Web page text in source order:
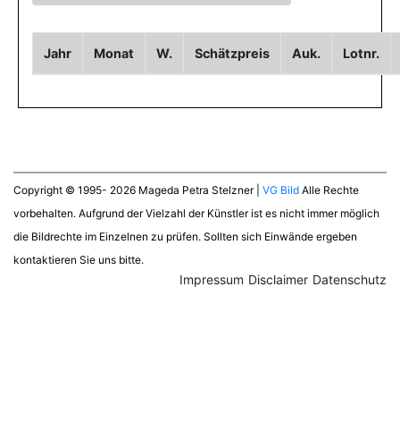
Jahr Monat W. Schätzpreis Auk. Lotnr.
Copyright © 1995- 2026 Mageda Petra Stelzner | VG Bild Alle Rechte
vorbehalten. Aufgrund der Vielzahl der Künstler ist es nicht immer möglich
die Bildrechte im Einzelnen zu prüfen. Sollten sich Einwände ergeben
kontaktieren Sie uns bitte.
Datenschutz
Disclaimer
Impressum